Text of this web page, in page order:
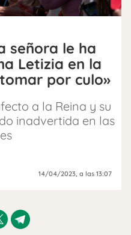
señora le ha
Letizia en la
por culo»
a la Reina y su
inadvertida en las
14/04/2023, a las 13:07